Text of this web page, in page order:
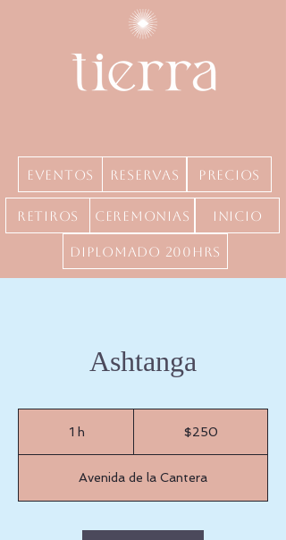
Reservas
Eventos precios
Ceremonias
Retiros inicio
Diplomado 200hrs
Ashtanga
1 h $250
Avenida de la Cantera